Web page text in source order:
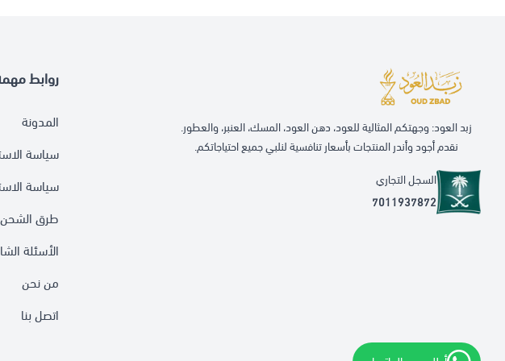
زبد العود: وجهتكم المثالية للعود، دهن العود، المسك، العنبر، والعطور.
نقدم أجود وأندر المنتجات بأسعار تنافسية لنلبي جميع احتياجاتكم.
السجل التجاري
7011937872
روابط
المدونة
سياسة
سياسة
طرق الشحن
الأسئلة
من نحن
اتصل بنا